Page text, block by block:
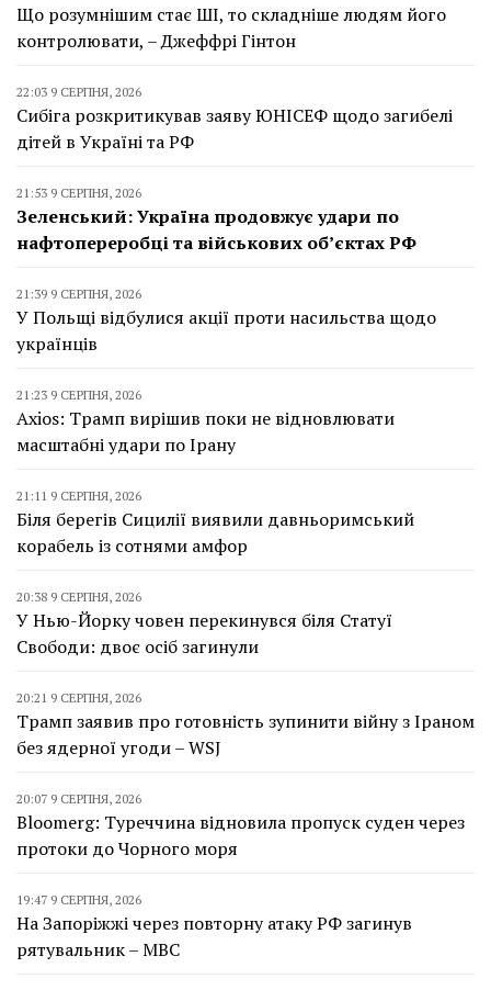
Що розумнішим стає ШІ, то складніше людям його
контролювати, – Джеффрі Гінтон
22:03 9 СЕРПНЯ, 2026
Сибіга розкритикував заяву ЮНІСЕФ щодо загибелі
дітей в Україні та РФ
21:53 9 СЕРПНЯ, 2026
Зеленський: Україна продовжує удари по
нафтопереробці та військових об’єктах РФ
21:39 9 СЕРПНЯ, 2026
У Польщі відбулися акції проти насильства щодо
українців
21:23 9 СЕРПНЯ, 2026
Axios: Трамп вирішив поки не відновлювати
масштабні удари по Ірану
21:11 9 СЕРПНЯ, 2026
Біля берегів Сицилії виявили давньоримський
корабель із сотнями амфор
20:38 9 СЕРПНЯ, 2026
У Нью-Йорку човен перекинувся біля Статуї
Свободи: двоє осіб загинули
20:21 9 СЕРПНЯ, 2026
Трамп заявив про готовність зупинити війну з Іраном
без ядерної угоди – WSJ
20:07 9 СЕРПНЯ, 2026
Bloomerg: Туреччина відновила пропуск суден через
протоки до Чорного моря
19:47 9 СЕРПНЯ, 2026
На Запоріжжі через повторну атаку РФ загинув
рятувальник – МВС